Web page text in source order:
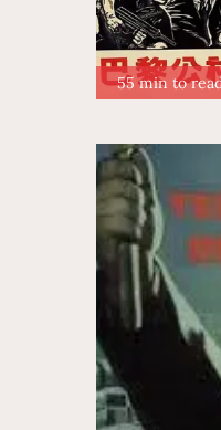
55 min to